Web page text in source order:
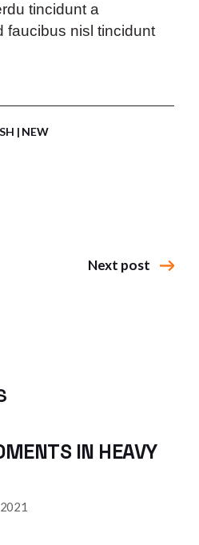
tincidunt a
faucibus nisl tincidunt
NEW
Next post
IN HEAVY